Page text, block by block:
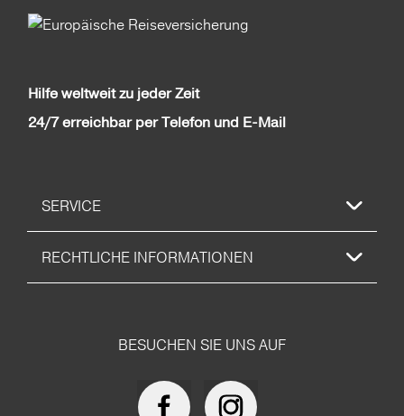
Hilfe weltweit zu jeder Zeit
24/7 erreichbar per Telefon und E-Mail
SERVICE
RECHTLICHE INFORMATIONEN
BESUCHEN SIE UNS AUF